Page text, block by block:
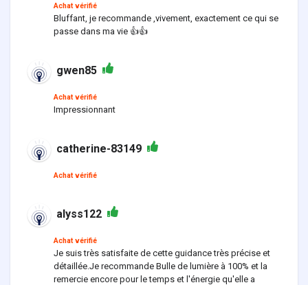
Achat vérifié
Bluffant, je recommande ,vivement, exactement ce qui se
passe dans ma vie 👍👍
gwen85
Achat vérifié
Impressionnant
catherine-83149
Achat vérifié
alyss122
Achat vérifié
Je suis très satisfaite de cette guidance très précise et
détaillée.Je recommande Bulle de lumière à 100% et la
remercie encore pour le temps et l'énergie qu'elle a